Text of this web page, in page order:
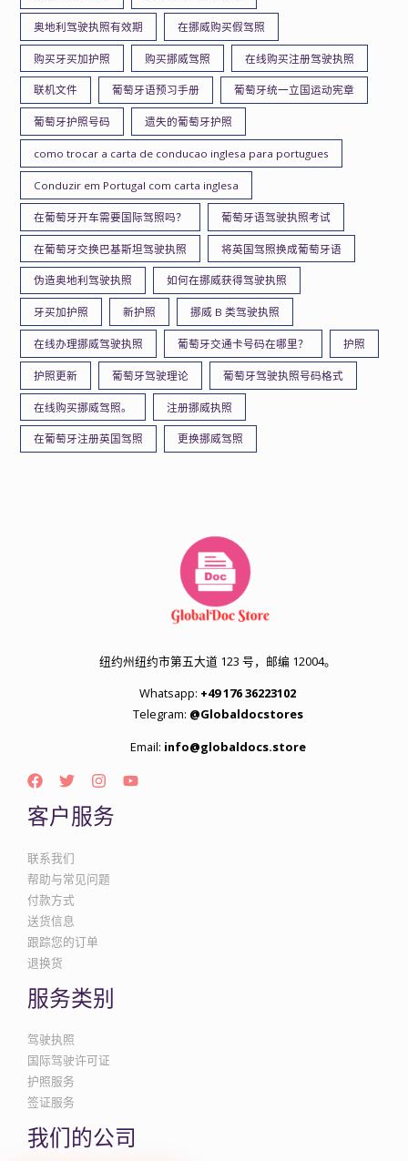
奥地利驾驶执照有效期 在挪威购买假驾照
购买牙买加护照 购买挪威驾照 在线购买注册驾驶执照
联机文件 葡萄牙语预习手册 葡萄牙统一立国运动宪章
葡萄牙护照号码 遗失的葡萄牙护照
como trocar a carta de conducao inglesa para portugues
Conduzir em Portugal com carta inglesa
在葡萄牙开车需要国际驾照吗？ 葡萄牙语驾驶执照考试
在葡萄牙交换巴基斯坦驾驶执照 将英国驾照换成葡萄牙语
伪造奥地利驾驶执照 如何在挪威获得驾驶执照
牙买加护照 新护照 挪威 B 类驾驶执照
在线办理挪威驾驶执照 葡萄牙交通卡号码在哪里？ 护照
护照更新 葡萄牙驾驶理论 葡萄牙驾驶执照号码格式
在线购买挪威驾照。 注册挪威执照
在葡萄牙注册英国驾照 更换挪威驾照
纽约州纽约市第五大道 123 号，邮编 12004。
Whatsapp: +49 176 36223102
Telegram: @Globaldocstores
Email: info@globaldocs.store
客户服务
联系我们
帮助与常见问题
付款方式
送货信息
跟踪您的订单
退换货
服务类别
驾驶执照
国际驾驶许可证
护照服务
签证服务
我们的公司